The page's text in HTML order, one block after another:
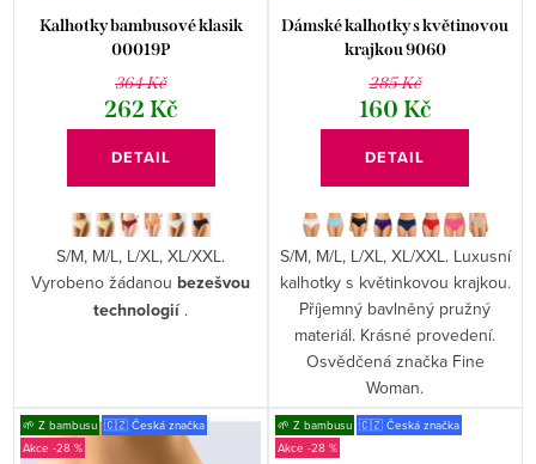
Kolekce Disco a Funny Mikiny
kdKalhotky bambusové klasik
00019P
364 Kč
262 Kč
DETAIL
S/M, M/L, L/XL, XL/XXL.
Vyrobeno žádanou bezešvou
technologií .
Dámské kalhotky s květinovou
krajkou 9060
285 Kč
160 Kč
DETAIL
S/M, M/L, L/XL, XL/XXL. Luxusní
kalhotky s květinkovou krajkou.
Příjemný bavlněný pružný
materiál. Krásné provedení.
Osvědčená značka Fine
Woman.
🌱 Z bambusu 🇨🇿 Česká značka
-28 %
🌱 Z bambusu 🇨🇿 Česká značka
-28 %